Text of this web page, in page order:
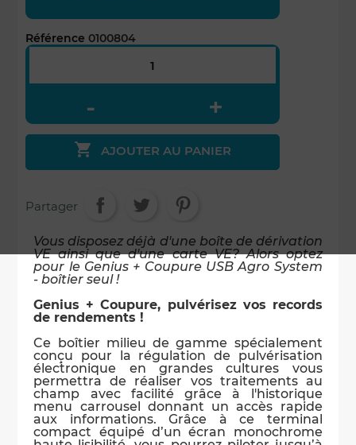
Référence 0100804
 AJOUTER AU PANIER
Partager
Vous disposez déjà d'une boîte de dérivation
VE ainsi que d'une carte VE? Alors optez
pour le Genius + Coupure USB Agro System
- boîtier seul !
Genius + Coupure, pulvérisez vos records
de rendements !
Ce boîtier milieu de gamme spécialement
conçu pour la régulation de pulvérisation
électronique en grandes cultures vous
permettra de réaliser vos traitements au
champ avec facilité grâce à l'historique
menu carrousel donnant un accès rapide
aux informations. Grâce à ce terminal
compact équipé d’un écran monochrome